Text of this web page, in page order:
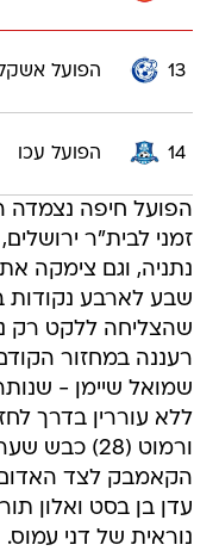
13 הפועל
14 הפועל עכו
הפועל חיפה נצמדה
נתניה, וגם צימקה
שבע לארבע נקודות
שהצליחה ללקט רק
רעננה במחזור
שמואל שיימן -
ללא עוררין בדרך
ורמוט (28)
הקאמבק לצד
נוראית של דני עמוס.